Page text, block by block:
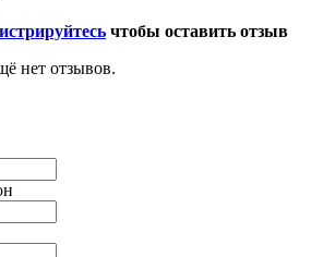
чтобы оставить отзыв
нет отзывов.